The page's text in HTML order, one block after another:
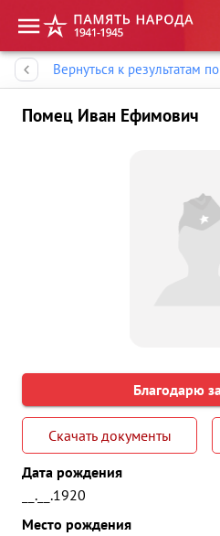
Вернуться к результатам
Помец Иван Ефимович
Благодарю
Скачать документы
Дата рождения
__.__.1920
Место рождения
Память народа